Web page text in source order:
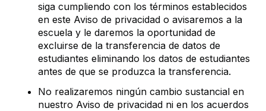
siga cumpliendo con los términos establecidos
en este Aviso de privacidad o avisaremos a la
escuela y le daremos la oportunidad de
excluirse de la transferencia de datos de
estudiantes eliminando los datos de estudiantes
antes de que se produzca la transferencia.
No realizaremos ningún cambio sustancial en
nuestro Aviso de privacidad ni en los acuerdos